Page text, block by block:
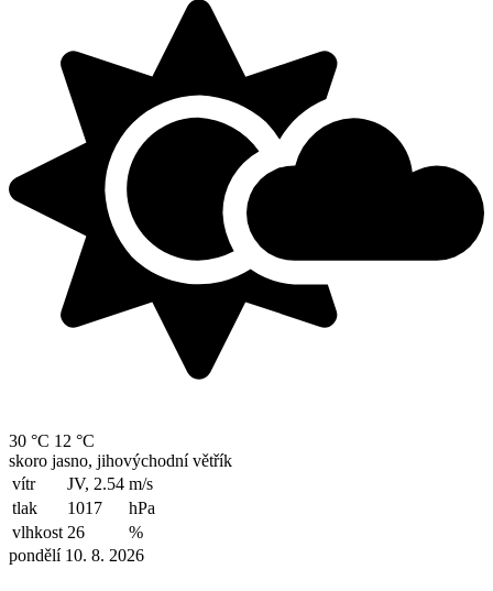
30 °C 12 °C
skoro jasno, jihovýchodní větřík
vítr
JV, 2.54 m/s
tlak
1017
hPa
vlhkost 26
%
pondělí 10. 8. 2026